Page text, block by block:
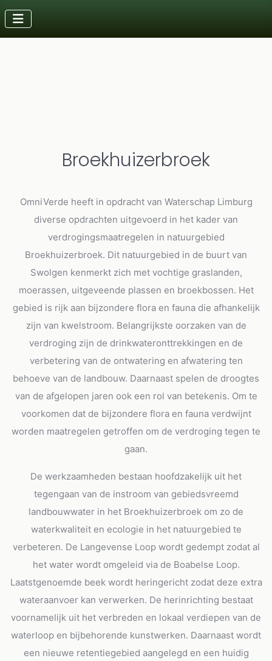
Broekhuizerbroek
OmniVerde heeft in opdracht van Waterschap Limburg
diverse opdrachten uitgevoerd in het kader van
verdrogingsmaatregelen in natuurgebied
Broekhuizerbroek. Dit natuurgebied in de buurt van
Swolgen kenmerkt zich met vochtige graslanden,
moerassen, uitgeveende plassen en broekbossen. Het
gebied is rijk aan bijzondere flora en fauna die afhankelijk
zijn van kwelstroom. Belangrijkste oorzaken van de
verdroging zijn de drinkwateronttrekkingen en de
verbetering van de ontwatering en afwatering ten
behoeve van de landbouw. Daarnaast spelen de droogtes
van de afgelopen jaren ook een rol van betekenis. Om te
voorkomen dat de bijzondere flora en fauna verdwijnt
worden maatregelen getroffen om de verdroging tegen te
gaan.
De werkzaamheden bestaan hoofdzakelijk uit het
tegengaan van de instroom van gebiedsvreemd
landbouwwater in het Broekhuizerbroek om zo de
waterkwaliteit en ecologie in het natuurgebied te
verbeteren. De Langevense Loop wordt gedempt zodat al
het water wordt omgeleid via de Boabelse Loop.
Laatstgenoemde beek wordt heringericht zodat deze extra
wateraanvoer kan verwerken. De herinrichting bestaat
voornamelijk uit het verbreden en lokaal verdiepen van de
waterloop en bijbehorende kunstwerken. Daarnaast wordt
een nieuwe retentiegebied aangelegd en een huidig